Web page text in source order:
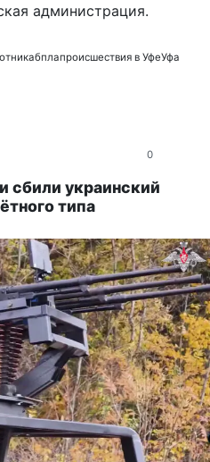
администрация.
бплапроисшествия в УфеУфа
0
сбили украинский
типа